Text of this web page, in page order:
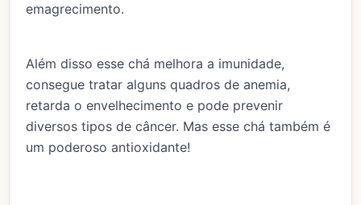
emagrecimento.
Além disso esse chá melhora a imunidade,
consegue tratar alguns quadros de anemia,
retarda o envelhecimento e pode prevenir
diversos tipos de câncer. Mas esse chá também é
um poderoso antioxidante!